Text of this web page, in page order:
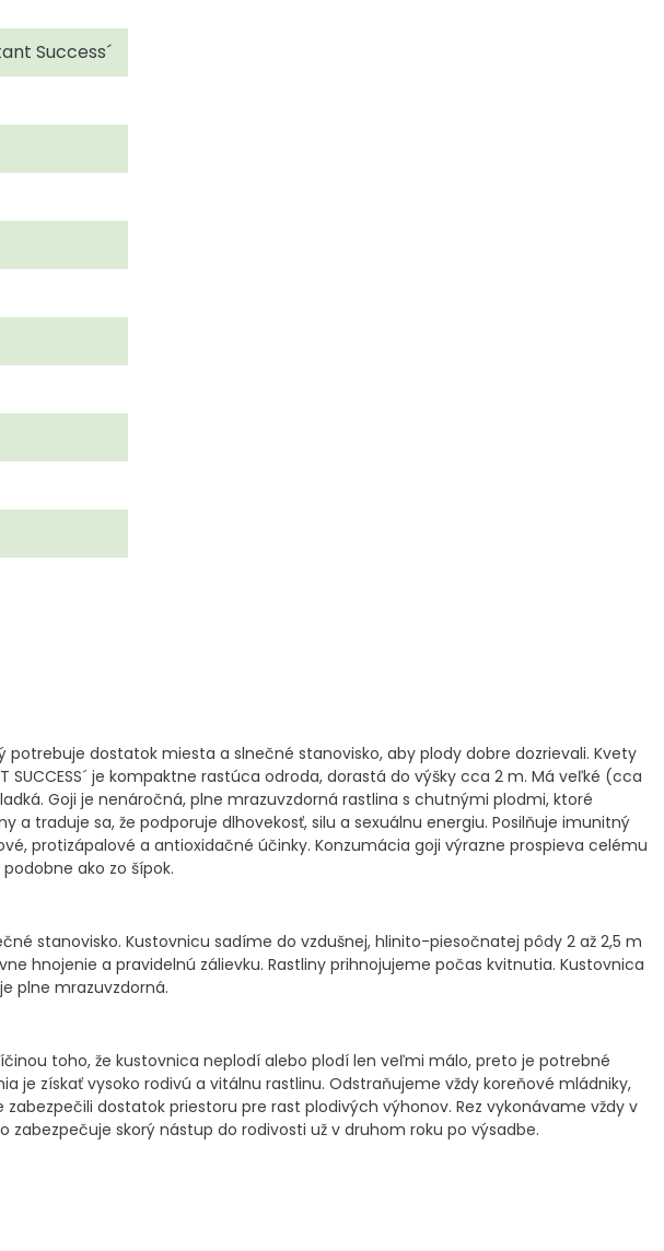
Success´
dostatok miesta a slnečné stanovisko, aby plody dobre dozrievali. Kvety
je kompaktne rastúca odroda, dorastá do výšky cca 2 m. Má veľké (cca
Goji je nenáročná, plne mrazuvzdorná rastlina s chutnými plodmi, ktoré
traduje sa, že podporuje dlhovekosť, silu a sexuálnu energiu. Posilňuje imunitný
protizápalové a antioxidačné účinky. Konzumácia goji výrazne prospieva celému
ako zo šípok.
stanovisko. Kustovnicu sadíme do vzdušnej, hlinito-piesočnatej pôdy 2 až 2,5 m
hnojenie a pravidelnú zálievku. Rastliny prihnojujeme počas kvitnutia. Kustovnica
plne mrazuvzdorná.
toho, že kustovnica neplodí alebo plodí len veľmi málo, preto je potrebné
je získať vysoko rodivú a vitálnu rastlinu. Odstraňujeme vždy koreňové mládniky,
dostatok priestoru pre rast plodivých výhonov. Rez vykonávame vždy v
skorý nástup do rodivosti už v druhom roku po výsadbe.